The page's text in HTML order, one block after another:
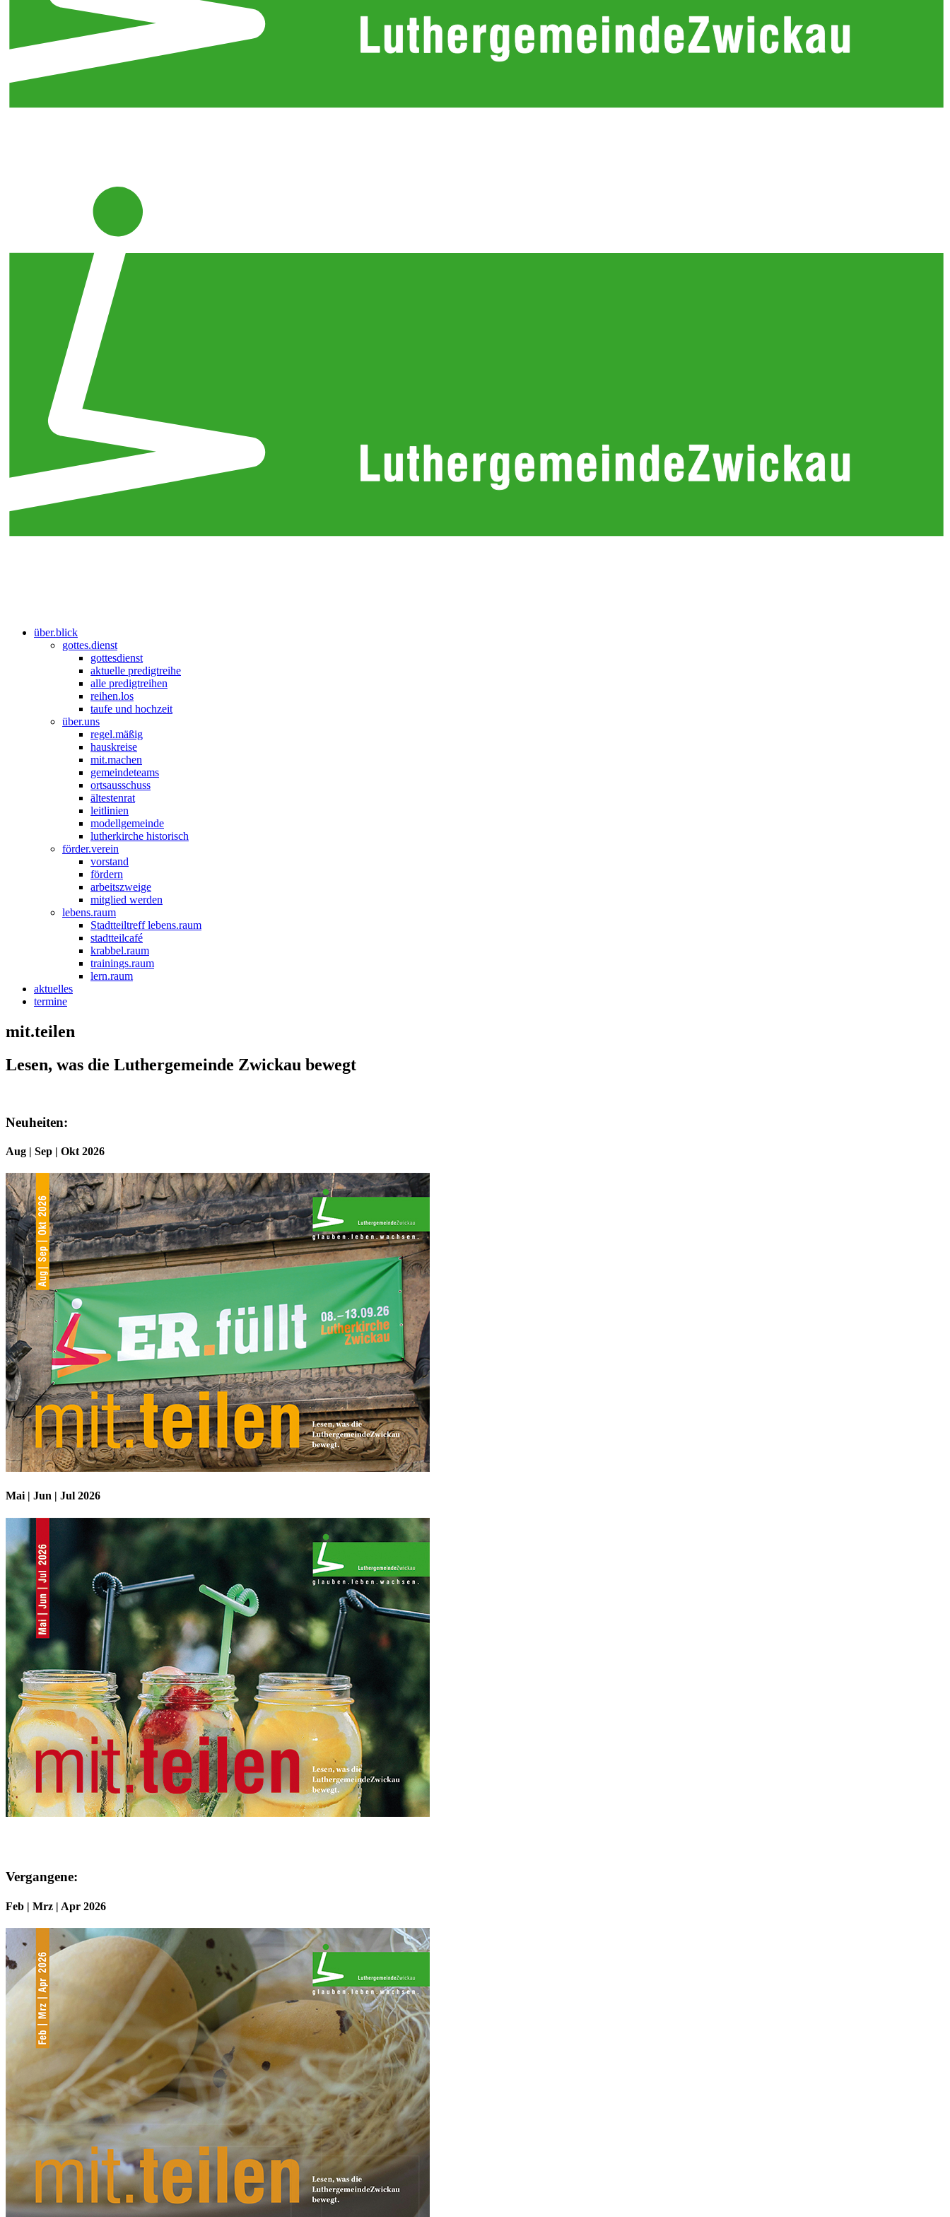
über.blick
gottes.dienst
gottesdienst
aktuelle predigtreihe
alle predigtreihen
reihen.los
taufe und hochzeit
über.uns
regel.mäßig
hauskreise
mit.machen
gemeindeteams
ortsausschuss
ältestenrat
leitlinien
modellgemeinde
lutherkirche historisch
förder.verein
vorstand
fördern
arbeitszweige
mitglied werden
lebens.raum
Stadtteiltreff lebens.raum
stadtteilcafé
krabbel.raum
trainings.raum
lern.raum
aktuelles
termine
mit.teilen
Lesen, was die Luthergemeinde Zwickau bewegt
Neuheiten:
Aug | Sep | Okt 2026
Mai | Jun | Jul 2026
Vergangene:
Feb | Mrz | Apr 2026